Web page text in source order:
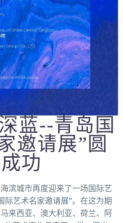
蓝--青岛国
邀请展”圆
功
滨城市再度迎来了一场国际艺
艺术名家邀请展”。在这为期
来西亚、澳大利亚、荷兰、阿